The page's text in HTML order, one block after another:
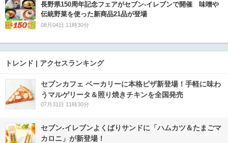
長野県150周年記念フェアがセブン-イレブンで開催 味噌や
伝統野菜を使った新商品21品が登場
08月04日 11時30分
トレンド | アクセスランキング
セブンカフェ ベーカリーに本格ピザ新登場！手軽に味わ
うマルゲリータ＆照り焼きチキンを全国発売
07月31日 11時30分
セブン‐イレブンよくばりサンドに「ハムカツ＆たまごマ
カロニ」が新登場！